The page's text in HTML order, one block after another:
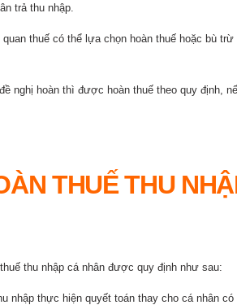
trả thu nhập.
thuế có thể lựa chọn hoàn thuế hoặc bù
nghị hoàn thì được hoàn thuế theo quy định,
THUẾ THU
thu nhập cá nhân được quy định như sau:
nhập thực hiện quyết toán thay cho cá nhân